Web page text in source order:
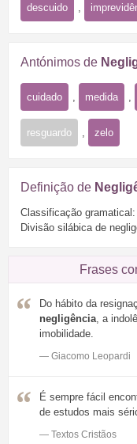
descuido
Antónimos de
cuidado , medida ,
resguardo , zelo
Definição de
Classificação gramatical:
Divisão silábica de
Frases
Do hábito da
negligência, a
imobilidade.
— Giacomo Leopardi
É sempre fácil
de estudos mais
— Textos Cristãos